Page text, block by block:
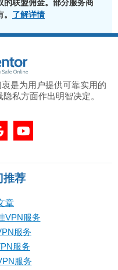
的联盟佣金。部分服务商
了解详情
是为用户提供可靠实用的
私方面作出明智决定。
推荐
章
VPN服务
服务
服务
服务